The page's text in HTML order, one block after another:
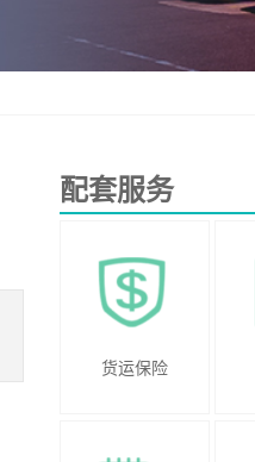
配套服务
货运保险